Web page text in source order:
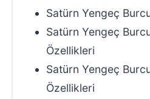
Satürn Yengeç
Satürn Yengeç
Özellikleri
Satürn Yengeç
Özellikleri